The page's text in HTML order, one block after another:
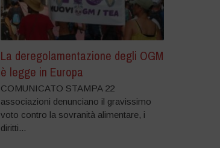
La deregolamentazione degli OGM
è legge in Europa
COMUNICATO STAMPA 22
associazioni denunciano il gravissimo
voto contro la sovranità alimentare, i
diritti...